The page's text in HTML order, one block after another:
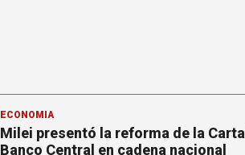
ECONOMÍA
Milei presentó la reforma de la
Banco Central en cadena nacional